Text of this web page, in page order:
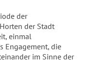
der
der Stadt
einmal
Engagement, die
im Sinne der